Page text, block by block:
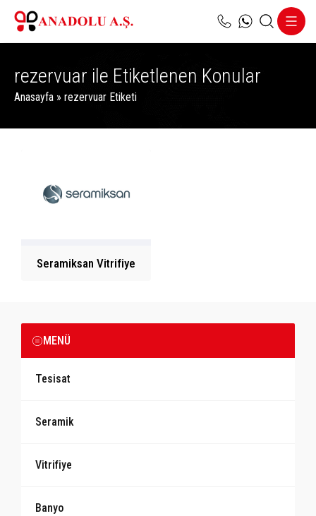
rezervuar ile Etiketlenen Konular
Anasayfa » rezervuar Etiketi
Seramiksan Vitrifiye
MENÜ
Tesisat
Seramik
Vitrifiye
Banyo